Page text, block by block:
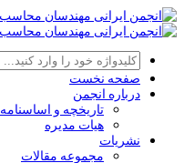
صفحه نخست
درباره انجمن
تاریخچه و اساسنامه
هیات مدیره
نشریات
مجموعه مقالات